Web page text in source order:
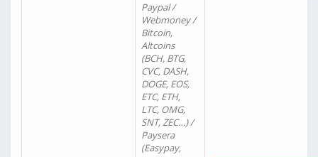
Paypal /
Webmoney /
Bitcoin,
Altcoins
(BCH, BTG,
CVC, DASH,
DOGE, EOS,
ETC, ETH,
LTC, OMG,
SNT, ZEC…) /
Paysera
(Easypay,